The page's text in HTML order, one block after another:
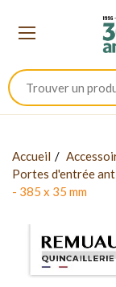
Accueil
Portes d'entrée
- 385 x 35 mm